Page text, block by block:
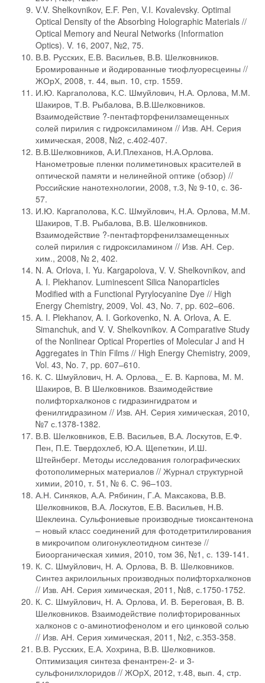
V.V. Shelkovnikov, E.F. Pen, V.I. Kovalevsky. Optimal
Optical Density of the Absorbing Holographic Materials //
Optical Memory and Neural Networks (Information
Optics). V. 16, 2007, №2, 75.
В.В. Русских, Е.В. Васильев, В.В. Шелковников.
Бромированные и йодированные тиофлуоресцеины //
ЖОрХ, 2008, т. 44, вып. 10, стр. 1559.
И.Ю. Каргаполова, К.С. Шмуйлович, Н.А. Орлова, М.М.
Шакиров, Т.В. Рыбалова, В.В.Шелковников.
Взаимодействие ?-пентафторфенилзамещенных
солей пирилия с гидроксиламином // Изв. АН. Серия
химическая, 2008, №2, с.402-407.
В.В.Шелковников, А.И.Плеханов, Н.А.Орлова.
Нанометровые пленки полиметиновых красителей в
оптической памяти и нелинейной оптике (обзор) //
Российские нанотехнологии, 2008, т.3, № 9-10, с. 36-
57.
И.Ю. Каргаполова, К.С. Шмуйлович, Н.А. Орлова, М.М.
Шакиров, Т.В. Рыбалова, В.В. Шелковников.
Взаимодействие ?-пентафторфенилзамещенных
солей пирилия с гидроксиламином // Изв. АН. Сер.
хим., 2008, № 2, 402.
N. A. Orlova, I. Yu. Kargapolova, V. V. Shelkovnikov, and
A. I. Plekhanov. Luminescent Silica Nanoparticles
Modified with a Functional Pyrylocyanine Dye // High
Energy Chemistry, 2009, Vol. 43, No. 7, pp. 602–606.
A. I. Plekhanov, A. I. Gorkovenko, N. A. Orlova, A. E.
Simanchuk, and V. V. Shelkovnikov. A Comparative Study
of the Nonlinear Optical Properties of Molecular J and H
Aggregates in Thin Films // High Energy Chemistry, 2009,
Vol. 43, No. 7, pp. 607–610.
К. С. Шмуйлович, Н. А. Орлова,_ Е. В. Карпова, М. М.
Шакиров, В. В Шелковников. Взаимодействие
полифторхалконов с гидразингидратом и
фенилгидразином // Изв. АН. Серия химическая, 2010,
№7 с.1378-1382.
В.В. Шелковников, Е.В. Васильев, В.А. Лоскутов, Е.Ф.
Пен, П.Е. Твердохлеб, Ю.А. Щепеткин, И.Ш.
Штейнберг. Методы исследования голографических
фотополимерных материалов // Журнал структурной
химии, 2010, т. 51, № 6. С. 96–103.
А.Н. Синяков, А.А. Рябинин, Г.А. Максакова, В.В.
Шелковников, В.А. Лоскутов, Е.В. Васильев, Н.В.
Шеклеина. Сульфониевые производные тиоксантенона
– новый класс соединений для фотодетритилирования
в микрочипом олигонуклеотидном синтезе //
Биоорганическая химия, 2010, том 36, №1, с. 139-141.
К. С. Шмуйлович, Н. А. Орлова, В. В. Шелковников.
Синтез акрилоильных производных полифторхалконов
// Изв. АН. Серия химическая, 2011, №8, с.1750-1752.
К. С. Шмуйлович, Н. А. Орлова, И. В. Береговая, В. В.
Шелковников. Взаимодействие полифторированных
халконов с о-аминотиофенолом и его цинковой солью
// Изв. АН. Серия химическая, 2011, №2, с.353-358.
В.В. Русских, Е.А. Хохрина, В.В. Шелковников.
Оптимизация синтеза фенантрен-2- и 3-
сульфонилхлоридов // ЖОрХ, 2012, т.48, вып. 4, стр.